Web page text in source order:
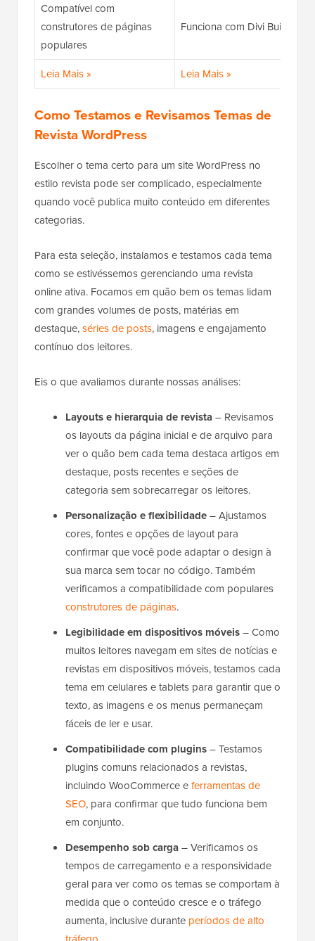
Compatível com
construtores de páginas
populares
Funciona com Divi Builder
Leia Mais » Leia Mais »
Como Testamos e Revisamos Temas de
Revista WordPress
Escolher o tema certo para um site WordPress no
estilo revista pode ser complicado, especialmente
quando você publica muito conteúdo em diferentes
categorias.
Para esta seleção, instalamos e testamos cada tema
como se estivéssemos gerenciando uma revista
online ativa. Focamos em quão bem os temas lidam
com grandes volumes de posts, matérias em
destaque,séries de posts, imagens e engajamento
contínuo dos leitores.
Eis o que avaliamos durante nossas análises:
Layouts e hierarquia de revista– Revisamos
os layouts da página inicial e de arquivo para
ver o quão bem cada tema destaca artigos em
destaque, posts recentes e seções de
categoria sem sobrecarregar os leitores.
Personalização e flexibilidade– Ajustamos
cores, fontes e opções de layout para
confirmar que você pode adaptar o design à
sua marca sem tocar no código. Também
verificamos a compatibilidade com populares
construtores de páginas.
Legibilidade em dispositivos móveis– Como
muitos leitores navegam em sites de notícias e
revistas em dispositivos móveis, testamos cada
tema em celulares e tablets para garantir que o
texto, as imagens e os menus permaneçam
fáceis de ler e usar.
Compatibilidade com plugins– Testamos
plugins comuns relacionados a revistas,
incluindo WooCommerce eferramentas de
SEO, para confirmar que tudo funciona bem
em conjunto.
Desempenho sob carga– Verificamos os
tempos de carregamento e a responsividade
geral para ver como os temas se comportam à
medida que o conteúdo cresce e o tráfego
aumenta, inclusive durante períodos de alto